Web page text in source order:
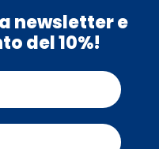
newsletter e
del 10%!